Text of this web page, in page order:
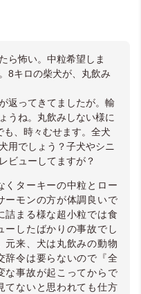
ら怖い。中粒希望しま
8キロの柴犬が、丸飲み
返ってきてましたが。輸
うね。丸飲みしない様に
、時々むせます。全犬
用でしょう？子犬やシニ
ビューしてますが？
くターキーの中粒とロー
ーモンの方が体調良いで
詰まる様な超小粒では食
ーしたばかりの事故でし
元来、犬は丸飲みの動物
辞令は要らないので『全
な事故が起こってからで
てないと思われても仕方